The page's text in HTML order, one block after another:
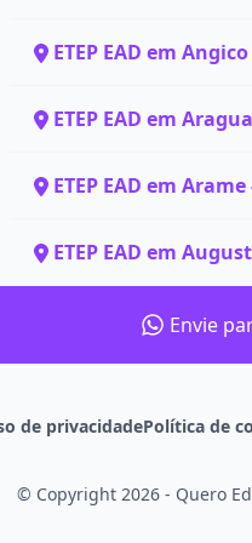
ETEP EAD em Angico
ETEP EAD em
ETEP EAD em Arame
ETEP EAD em
Envie
de privacidadePolítica de
© Copyright 2026 - Quero